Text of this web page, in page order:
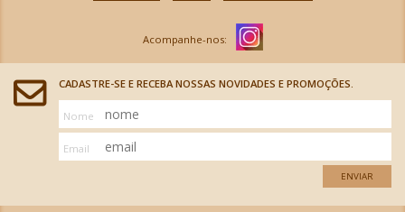
CADASTRE-SE E RECEBA NOSSAS NOVIDADES E PROMOÇÕES.
Nome
Email
ENVIAR